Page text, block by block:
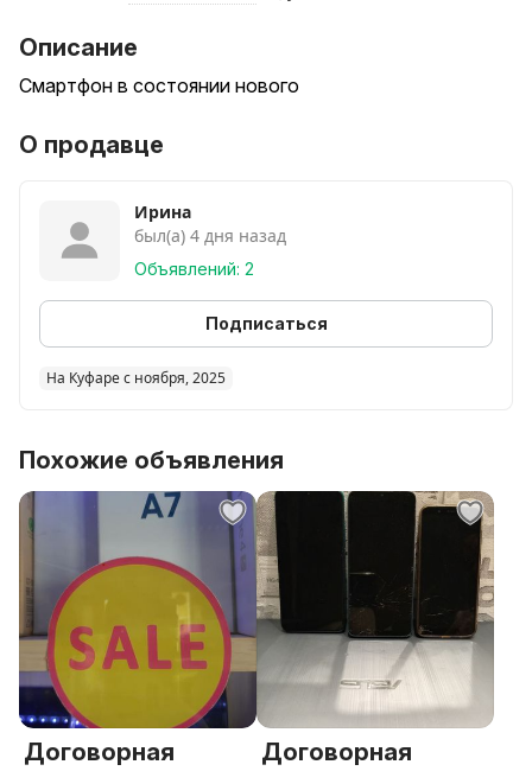
Описание
Смартфон в состоянии нового
О продавце
Ирина
был(а) 4 дня назад
Объявлений: 2
Подписаться
На Куфаре с ноября, 2025
Похожие объявления
Договорная Договорная